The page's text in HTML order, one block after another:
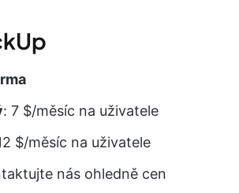
: 7 $/měsíc na uživatele
$/měsíc na uživatele
nás ohledně cen